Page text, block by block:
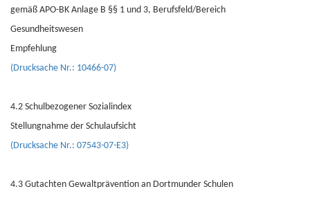
gemäß APO-BK Anlage B §§ 1 und 3, Berufsfeld/Bereich
Gesundheitswesen
Empfehlung
(Drucksache Nr.: 10466-07)
4.2 Schulbezogener Sozialindex
Stellungnahme der Schulaufsicht
(Drucksache Nr.: 07543-07-E3)
4.3 Gutachten Gewaltprävention an Dortmunder Schulen